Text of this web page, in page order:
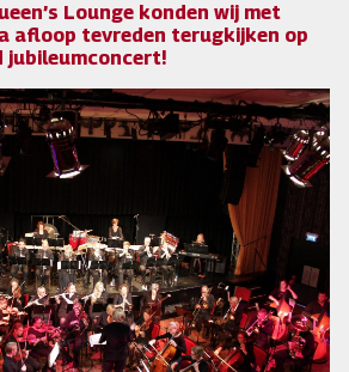
Lounge konden wij met
afloop tevreden terugkijken op
jubileumconcert!